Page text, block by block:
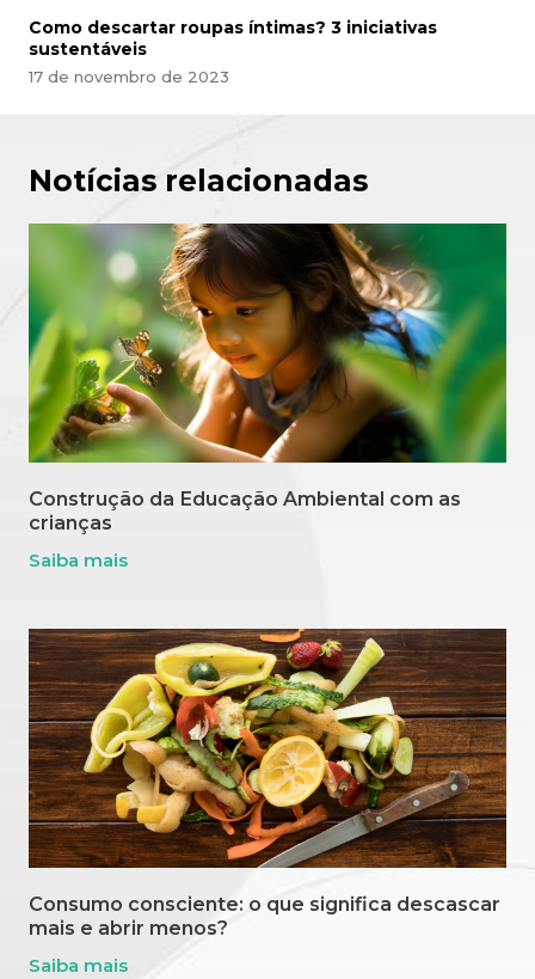
Como descartar roupas íntimas? 3 iniciativas
sustentáveis
17 de novembro de 2023
Notícias relacionadas
Construção da Educação Ambiental com as
crianças
Saiba mais
Consumo consciente: o que significa descascar
mais e abrir menos?
Saiba mais